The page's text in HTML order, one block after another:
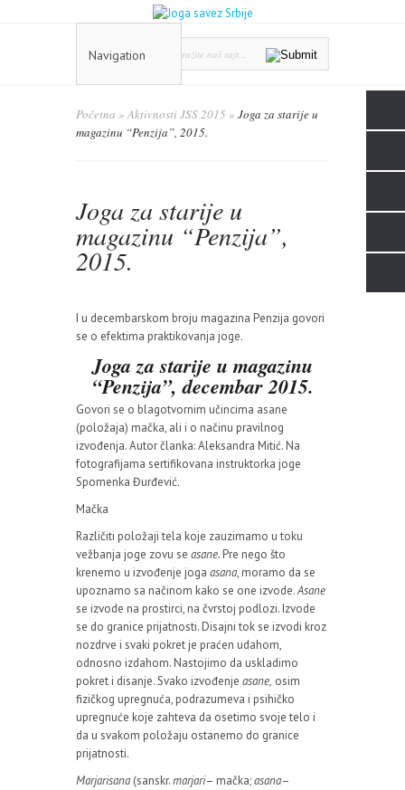
Navigation
Početna » Aktivnosti JSS 2015 » Joga za starije u
magazinu “Penzija”, 2015.
Joga za starije u
magazinu “Penzija”,
2015.
I u decembarskom broju magazina Penzija govori
se o efektima praktikovanja joge.
Joga za starije u magazinu
“Penzija”, decembar 2015.
Govori se o blagotvornim učincima asane
(položaja) mačka, ali i o načinu pravilnog
izvođenja. Autor članka: Aleksandra Mitić. Na
fotografijama sertifikovana instruktorka joge
Spomenka Đurđević.
Mačka
Različiti položaji tela koje zauzimamo u toku
vežbanja joge zovu se asane. Pre nego što
krenemo u izvođenje joga asana, moramo da se
upoznamo sa načinom kako se one izvode.Asane
se izvode na prostirci, na čvrstoj podlozi. Izvode
se do granice prijatnosti. Disajni tok se izvodi kroz
nozdrve i svaki pokret je praćen udahom,
odnosno izdahom. Nastojimo da uskladimo
pokret i disanje. Svako izvođenje asane, osim
fizičkog upregnuća, podrazumeva i psihičko
upregnuće koje zahteva da osetimo svoje telo i
da u svakom položaju ostanemo do granice
prijatnosti.
Marjarisana (sanskr.marjari– mačka;asana–